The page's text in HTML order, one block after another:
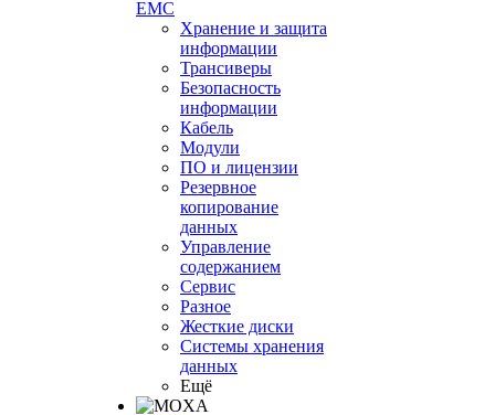
EMC
Хранение и защита
информации
Трансиверы
Безопасность
информации
Кабель
Модули
ПО и лицензии
Резервное
копирование
данных
Управление
содержанием
Сервис
Разное
Жесткие диски
Системы хранения
данных
Ещё